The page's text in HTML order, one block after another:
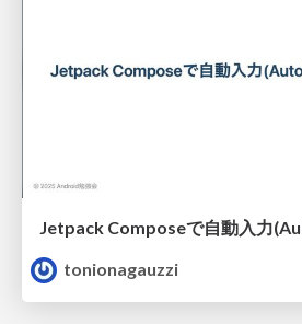
tonionagauzzi